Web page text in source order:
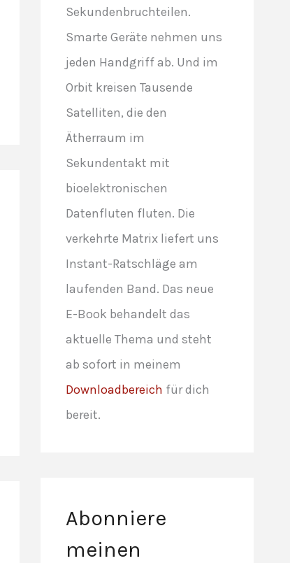
Sekundenbruchteilen.
Smarte Geräte nehmen uns
jeden Handgriff ab. Und im
Orbit kreisen Tausende
Satelliten, die den
Ätherraum im
Sekundentakt mit
bioelektronischen
Datenfluten fluten. Die
verkehrte Matrix liefert uns
Instant-Ratschläge am
laufenden Band. Das neue
E-Book behandelt das
aktuelle Thema und steht
ab sofort in meinem
Downloadbereich für dich
bereit.
Abonniere
meinen